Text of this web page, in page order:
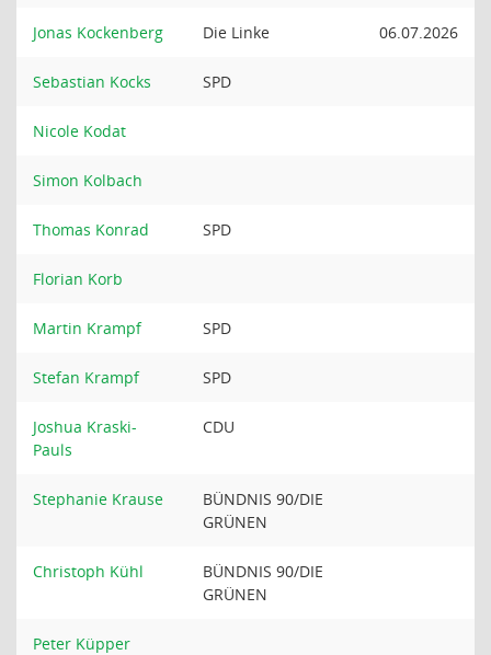
Jonas Kockenberg Die Linke 06.07.2026
Sebastian Kocks SPD
Nicole Kodat
Simon Kolbach
Thomas Konrad SPD
Florian Korb
Martin Krampf SPD
Stefan Krampf SPD
Joshua Kraski-
Pauls
CDU
Stephanie Krause
BÜNDNIS 90/DIE
GRÜNEN
Christoph Kühl
BÜNDNIS 90/DIE
GRÜNEN
Peter Küpper